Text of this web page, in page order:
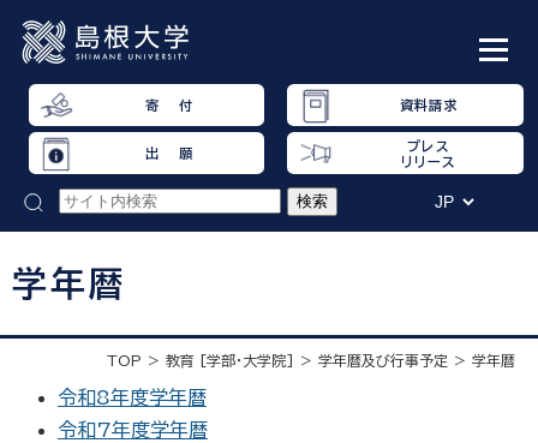
寄 付 資料請求
出 願
プレス
リリース
学年暦
TOP 教育 [学部・大学院] 学年暦及び行事予定 学年暦
令和8年度学年暦
令和7年度学年暦